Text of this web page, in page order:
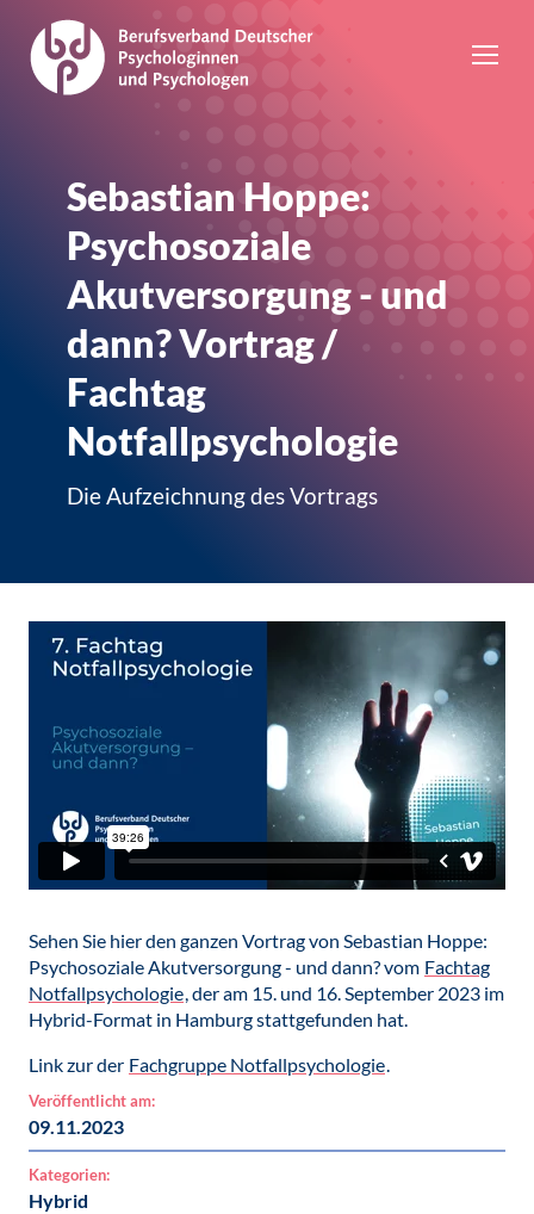
Sebastian Hoppe:
Psychosoziale
Akutversorgung - und
dann? Vortrag /
Fachtag
Notfallpsychologie
Die Aufzeichnung des Vortrags
Sehen Sie hier den ganzen Vortrag von Sebastian Hoppe:
Psychosoziale Akutversorgung - und dann? vom Fachtag
Notfallpsychologie, der am 15. und 16. September 2023 im
Hybrid-Format in Hamburg stattgefunden hat.
Link zur der Fachgruppe Notfallpsychologie.
Veröffentlicht am:
09.11.2023
Kategorien:
Hybrid